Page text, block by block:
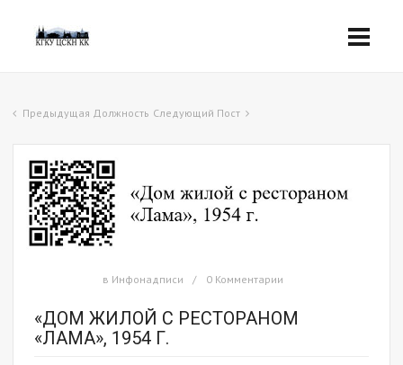
Предыдущая Должность Следующий Пост
в Инфонадписи 0 Комментарии
«ДОМ ЖИЛОЙ С РЕСТОРАНОМ
«ЛАМА», 1954 Г.